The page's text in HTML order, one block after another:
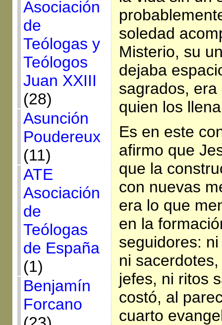
Asociación
de
Teólogas y
Teólogos
Juan XXIII
(28)
Asunción
Poudereux
(11)
ATE
Asociación
de
Teólogas
de España
(1)
Benjamín
Forcano
soledad
Misterio, su
dejaba
sagrados,
quien los
Es en este
afirmo que
que la
con nuevas
era lo que
en la
seguidores:
ni
jefes, ni ritos
costó, al
cuarto